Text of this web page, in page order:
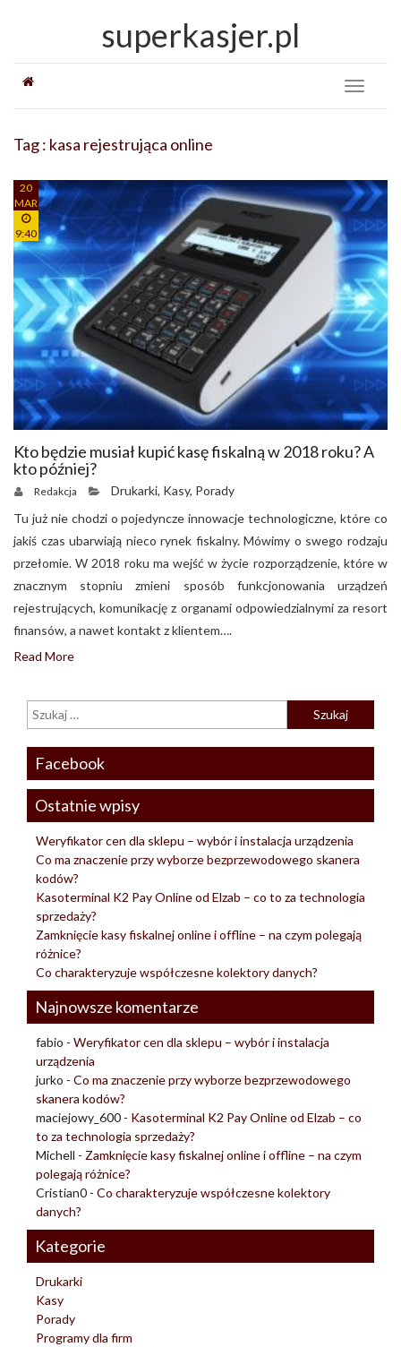
superkasjer.pl
Toggle
Tag : kasa rejestrująca online
20
MAR
9:40
Kto będzie musiał kupić kasę fiskalną w 2018 roku? A
kto później?
Redakcja Drukarki, Kasy, Porady
Tu już nie chodzi o pojedyncze innowacje technologiczne, które co
jakiś czas ubarwiają nieco rynek fiskalny. Mówimy o swego rodzaju
przełomie. W 2018 roku ma wejść w życie rozporządzenie, które w
znacznym stopniu zmieni sposób funkcjonowania urządzeń
rejestrujących, komunikację z organami odpowiedzialnymi za resort
finansów, a nawet kontakt z klientem….
Read More
Facebook
Ostatnie wpisy
Weryfikator cen dla sklepu – wybór i instalacja urządzenia
Co ma znaczenie przy wyborze bezprzewodowego skanera
kodów?
Kasoterminal K2 Pay Online od Elzab – co to za technologia
sprzedaży?
Zamknięcie kasy fiskalnej online i offline – na czym polegają
różnice?
Co charakteryzuje współczesne kolektory danych?
Najnowsze komentarze
fabio - Weryfikator cen dla sklepu – wybór i instalacja
urządzenia
jurko - Co ma znaczenie przy wyborze bezprzewodowego
skanera kodów?
maciejowy_600 - Kasoterminal K2 Pay Online od Elzab – co
to za technologia sprzedaży?
Michell - Zamknięcie kasy fiskalnej online i offline – na czym
polegają różnice?
Cristian0 - Co charakteryzuje współczesne kolektory
danych?
Kategorie
Drukarki
Kasy
Porady
Programy dla firm